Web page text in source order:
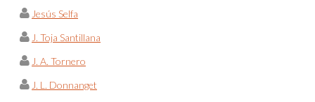
Jesús Selfa
J. Toja Santillana
J. A. Tornero
J. L. Donnanget